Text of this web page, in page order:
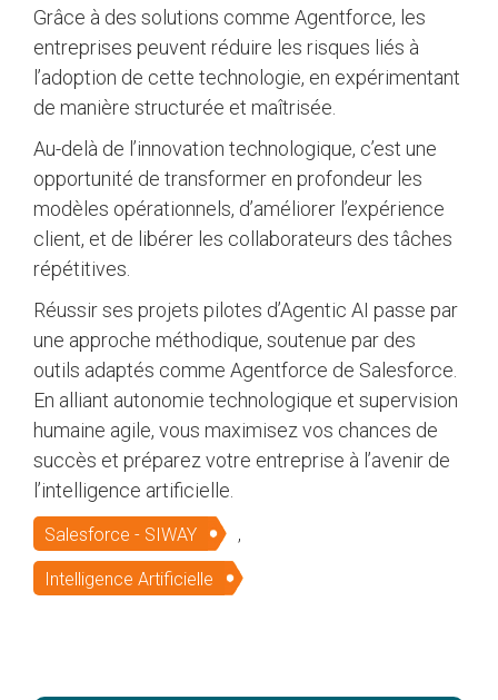
Grâce à des solutions comme Agentforce, les
entreprises peuvent réduire les risques liés à
l’adoption de cette technologie, en expérimentant
de manière structurée et maîtrisée.
Au-delà de l’innovation technologique, c’est une
opportunité de transformer en profondeur les
modèles opérationnels, d’améliorer l’expérience
client, et de libérer les collaborateurs des tâches
répétitives.
Réussir ses projets pilotes d’Agentic AI passe par
une approche méthodique, soutenue par des
outils adaptés comme Agentforce de Salesforce.
En alliant autonomie technologique et supervision
humaine agile, vous maximisez vos chances de
succès et préparez votre entreprise à l’avenir de
l’intelligence artificielle.
Salesforce - SIWAY ,
Intelligence Artificielle